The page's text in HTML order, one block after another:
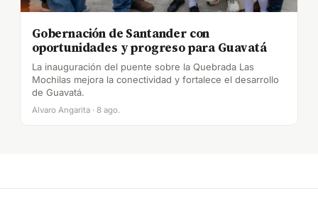
Gobernación de Santander con
oportunidades y progreso para Guavatá
La inauguración del puente sobre la Quebrada Las
Mochilas mejora la conectividad y fortalece el desarrollo
de Guavatá.
Alvaro Angarita · 8 ago.